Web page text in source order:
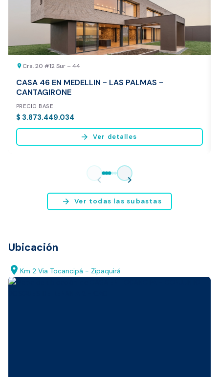
REALIZAR AVALÚO AHORA
* Servicio disponible exclusivamente para inmuebles ubicados en
Bogotá y Medellín.
location_on Cra. 20 #12 Sur – 44
CASA 46 EN MEDELLIN - LAS PALMAS -
CANTAGIRONE
PRECIO BASE
$ 3.873.449.034
arrow_forward Ver detalles
chevron_left chevron_right
arrow_forward Ver todas las subastas
Ubicación
location_on Km 2 Via Tocancipá - Zipaquirá